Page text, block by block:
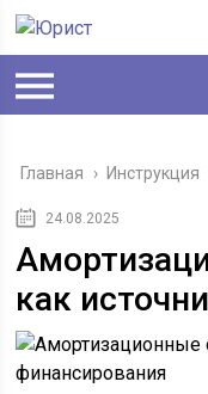
Главная › Инструкция
24.08.2025
как